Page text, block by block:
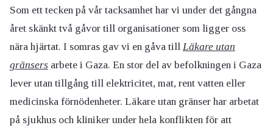
Som ett tecken på vår tacksamhet har vi under det gångna
året skänkt två gåvor till organisationer som ligger oss
nära hjärtat. I somras gav vi en gåva till Läkare utan
gränsers arbete i Gaza. En stor del av befolkningen i Gaza
lever utan tillgång till elektricitet, mat, rent vatten eller
medicinska förnödenheter. Läkare utan gränser har arbetat
på sjukhus och kliniker under hela konflikten för att